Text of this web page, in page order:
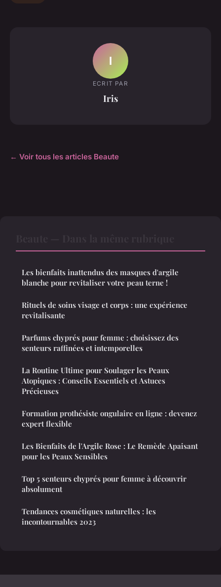
I
ECRIT PAR
Iris
← Voir tous les articles Beaute
Les bienfaits inattendus des masques d'argile
blanche pour revitaliser votre peau terne !
Rituels de soins visage et corps : une expérience
revitalisante
Parfums chyprés pour femme : choisissez des
senteurs raffinées et intemporelles
La Routine Ultime pour Soulager les Peaux
Atopiques : Conseils Essentiels et Astuces
Précieuses
Formation prothésiste ongulaire en ligne : devenez
expert flexible
Les Bienfaits de l'Argile Rose : Le Remède Apaisant
pour les Peaux Sensibles
Top 5 senteurs chyprés pour femme à découvrir
absolument
Tendances cosmétiques naturelles : les
incontournables 2023